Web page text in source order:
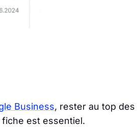
Business, rester au top des
est essentiel.